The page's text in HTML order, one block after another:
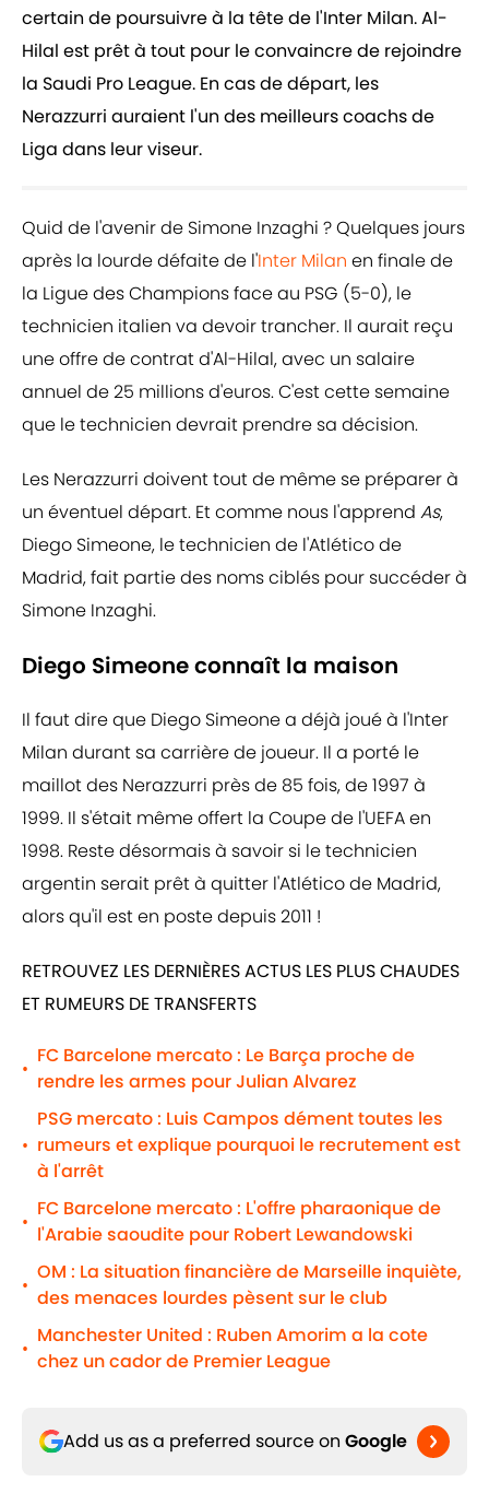
certain de poursuivre à la tête de l'Inter Milan. Al-
Hilal est prêt à tout pour le convaincre de rejoindre
la Saudi Pro League. En cas de départ, les
Nerazzurri auraient l'un des meilleurs coachs de
Liga dans leur viseur.
Quid de l'avenir de Simone Inzaghi ? Quelques jours
après la lourde défaite de l'Inter Milan en finale de
la Ligue des Champions face au PSG (5-0), le
technicien italien va devoir trancher. Il aurait reçu
une offre de contrat d'Al-Hilal, avec un salaire
annuel de 25 millions d'euros. C'est cette semaine
que le technicien devrait prendre sa décision.
Les Nerazzurri doivent tout de même se préparer à
un éventuel départ. Et comme nous l'apprend As,
Diego Simeone, le technicien de l'Atlético de
Madrid, fait partie des noms ciblés pour succéder à
Simone Inzaghi.
Diego Simeone connaît la maison
Il faut dire que Diego Simeone a déjà joué à l'Inter
Milan durant sa carrière de joueur. Il a porté le
maillot des Nerazzurri près de 85 fois, de 1997 à
1999. Il s'était même offert la Coupe de l'UEFA en
1998. Reste désormais à savoir si le technicien
argentin serait prêt à quitter l'Atlético de Madrid,
alors qu'il est en poste depuis 2011 !
RETROUVEZ LES DERNIÈRES ACTUS LES PLUS CHAUDES
ET RUMEURS DE TRANSFERTS
•
FC Barcelone mercato : Le Barça proche de
rendre les armes pour Julian Alvarez
•
PSG mercato : Luis Campos dément toutes les
rumeurs et explique pourquoi le recrutement est
à l'arrêt
•
FC Barcelone mercato : L'offre pharaonique de
l'Arabie saoudite pour Robert Lewandowski
•
OM : La situation financière de Marseille inquiète,
des menaces lourdes pèsent sur le club
•
Manchester United : Ruben Amorim a la cote
chez un cador de Premier League
Add us as a preferred source on Google